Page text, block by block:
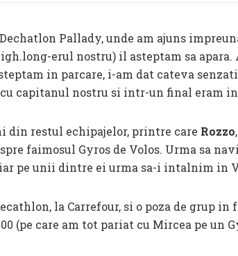
Pallady, unde am ajuns
erul nostru) il asteptam sa apara.
in parcare, i-am dat cateva
capitanul nostru si intr-un final eram
din restul echipajelor, printre care Rozzo
faimosul Gyros de Volos. Urma sa
pe unii dintre ei urma sa-i intalnim in
la Carrefour, si o poza de grup in
(pe care am tot pariat cu Mircea pe un